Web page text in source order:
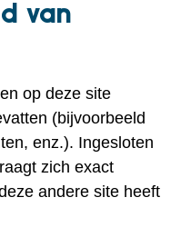
van
op deze site
(bijvoorbeeld
enz.). Ingesloten
zich exact
andere site heeft